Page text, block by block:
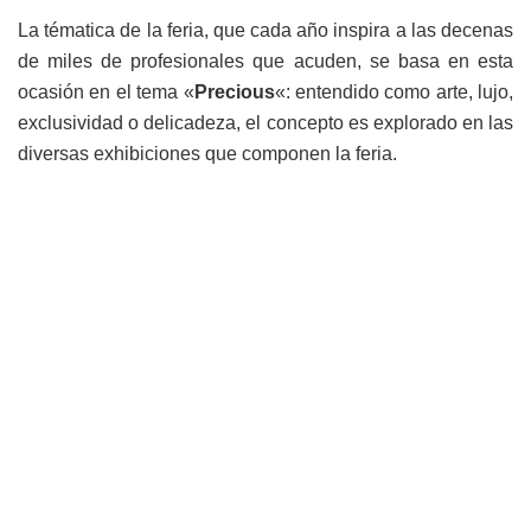
La tématica de la feria, que cada año inspira a las decenas
de miles de profesionales que acuden, se basa en esta
ocasión en el tema « Precious«: entendido como arte, lujo,
exclusividad o delicadeza, el concepto es explorado en las
diversas exhibiciones que componen la feria.